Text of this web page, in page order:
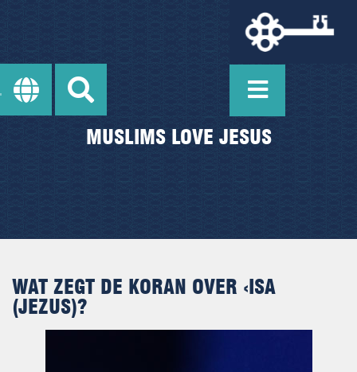
MUSLIMS LOVE JESUS
WAT ZEGT DE KORAN OVER ‹ISA
(JEZUS)?